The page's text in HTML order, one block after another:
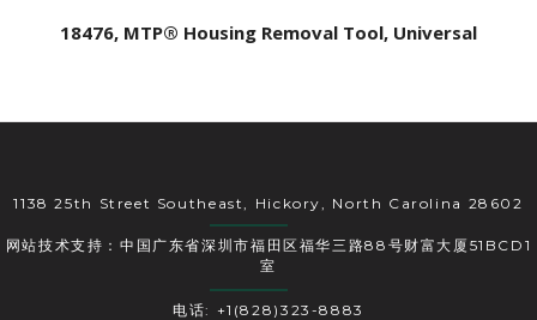
18476, MTP® Housing Removal Tool, Universal
1138 25th Street Southeast, Hickory, North Carolina 28602
网站技术支持：中国广东省深圳市福田区福华三路88号财富大厦51BCD1
室
电话: +1(828)323-8883